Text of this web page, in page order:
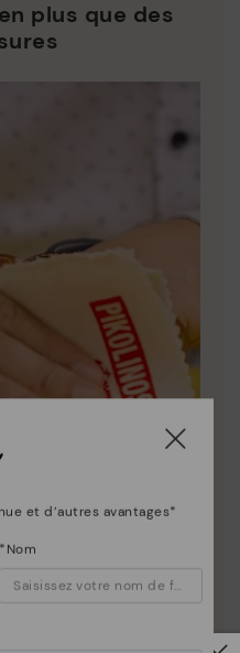
plus que des
et d’autres avantages*
*Nom